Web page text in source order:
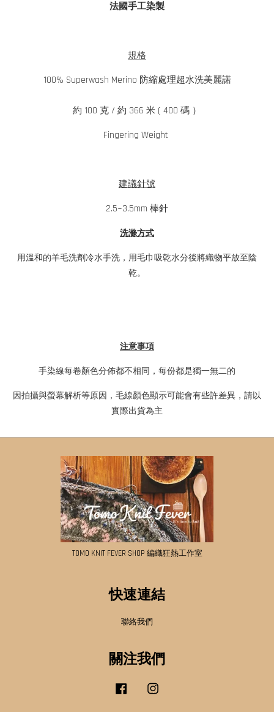
法國手工染製
規格
100% Superwash Merino 防縮處理超水洗美麗諾
約 100 克 / 約 366 米 ( 400 碼 ）
Fingering Weight
建議針號
2.5~3.5mm 棒針
洗滌方式
用溫和的羊毛洗劑冷水手洗，用毛巾吸乾水分後將織物平放至陰
乾。
注意事項
手染線每卷顏色分佈都不相同，每份都是獨一無二的
因拍攝與螢幕解析等原因，毛線顏色顯示可能會有些許差異，請以
實際出貨為主
TOMO KNIT FEVER SHOP 編織狂熱工作室
快速連結
聯絡我們
關注我們
Facebook